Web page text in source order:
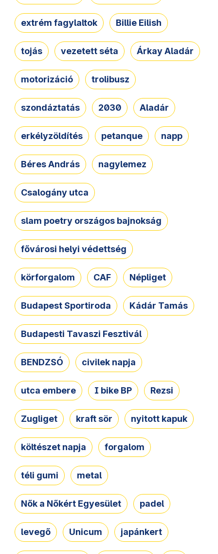
extrém fagylaltok Billie Eilish
tojás vezetett séta Árkay Aladár
motorizáció trolibusz
szondáztatás 2030 Aladár
erkélyzöldítés petanque napp
Béres András nagylemez
Csalogány utca
slam poetry országos bajnokság
fővárosi helyi védettség
körforgalom CAF Népliget
Budapest Sportiroda Kádár Tamás
Budapesti Tavaszi Fesztivál
BENDZSÓ civilek napja
utca embere I bike BP Rezsi
Zugliget kraft sör nyitott kapuk
költészet napja forgalom
téli gumi metal
Nők a Nőkért Egyesület padel
levegő Unicum japánkert